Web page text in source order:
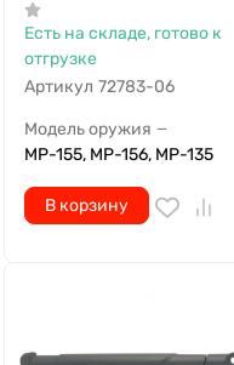
Есть на складе, готово к
отгрузке
Артикул 72783-06
Модель оружия —
МР-155, МР-156, МР-135
В корзину